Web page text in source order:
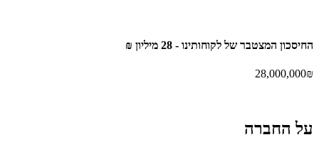
החיסכון המצטבר של לקוחותינו -
28,000,000₪
על החברה